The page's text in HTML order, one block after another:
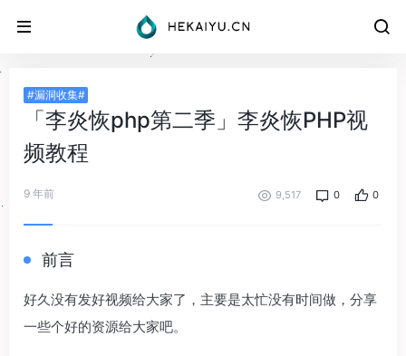
#漏洞收集#
「李炎恢php第二季」李炎恢PHP视
频教程
9 年前 9,517 0 0
前言
好久没有发好视频给大家了，主要是太忙没有时间做，分享
一些个好的资源给大家吧。